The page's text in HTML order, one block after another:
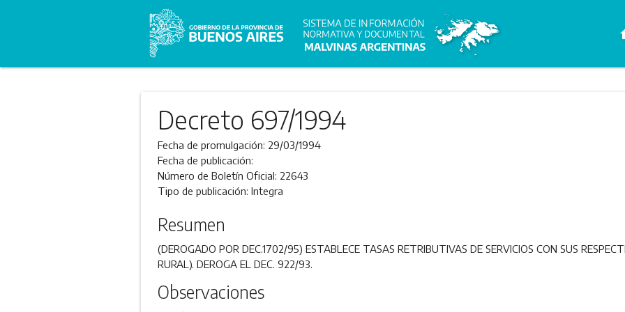
Decreto 697/1994
Fecha de promulgación: 29/03/1994
Fecha de publicación:
Número de Boletín Oficial: 22643
Tipo de publicación: Integra
Resumen
(DEROGADO POR DEC.1702/95) ESTABLECE TASAS RETRIBUTIVAS DE SERVICIOS CON SUS
RURAL). DEROGA EL DEC. 922/93.
Observaciones